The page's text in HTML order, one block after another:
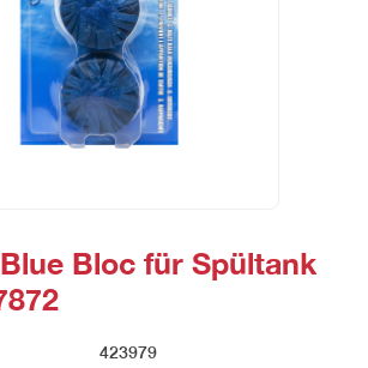
Bloc für Spültank
423979